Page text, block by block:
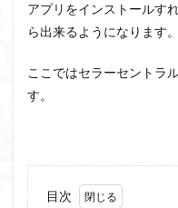
アプリをインストールす
ら出来るようになります。
ここではセラーセントラ
す。
目次